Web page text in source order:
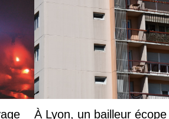
À Lyon, un bailleur